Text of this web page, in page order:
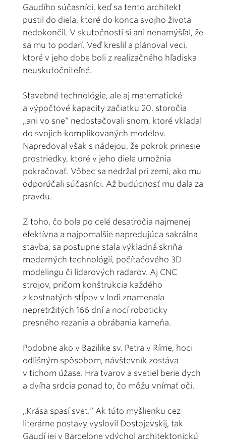
Gaudího súčasníci, keď sa tento architekt
pustil do diela, ktoré do konca svojho života
nedokončil. V skutočnosti si ani nenamýšľal, že
sa mu to podarí. Veď kreslil a plánoval veci,
ktoré v jeho dobe boli z realizačného hľadiska
neuskutočniteľné.
Stavebné technológie, ale aj matematické
a výpočtové kapacity začiatku 20. storočia
„ani vo sne“ nedostačovali snom, ktoré vkladal
do svojich komplikovaných modelov.
Napredoval však s nádejou, že pokrok prinesie
prostriedky, ktoré v jeho diele umožnia
pokračovať. Vôbec sa nedržal pri zemi, ako mu
odporúčali súčasníci. Až budúcnosť mu dala za
pravdu.
Z toho, čo bola po celé desaťročia najmenej
efektívna a najpomalšie napredujúca sakrálna
stavba, sa postupne stala výkladná skriňa
moderných technológií, počítačového 3D
modelingu či lidarových radarov. Aj CNC
strojov, pričom konštrukcia každého
z kostnatých stĺpov v lodi znamenala
nepretržitých 166 dní a nocí roboticky
presného rezania a obrábania kameňa.
Podobne ako v Bazilike sv. Petra v Ríme, hoci
odlišným spôsobom, návštevník zostáva
v tichom úžase. Hra tvarov a svetiel berie dych
a dvíha srdcia ponad to, čo môžu vnímať oči.
„Krása spasí svet.“ Ak túto myšlienku cez
literárne postavy vyslovil Dostojevskij, tak
Gaudí jej v Barcelone vdýchol architektonickú